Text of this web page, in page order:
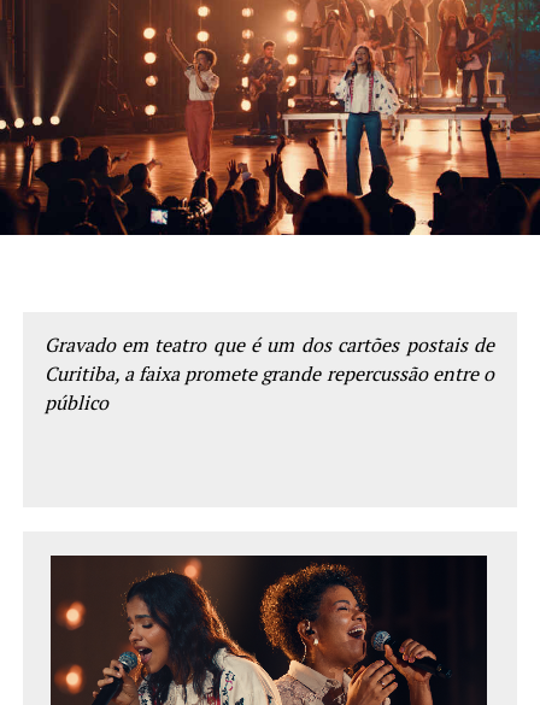
Gravado em teatro que é um dos cartões postais de
Curitiba, a faixa promete grande repercussão entre o
público